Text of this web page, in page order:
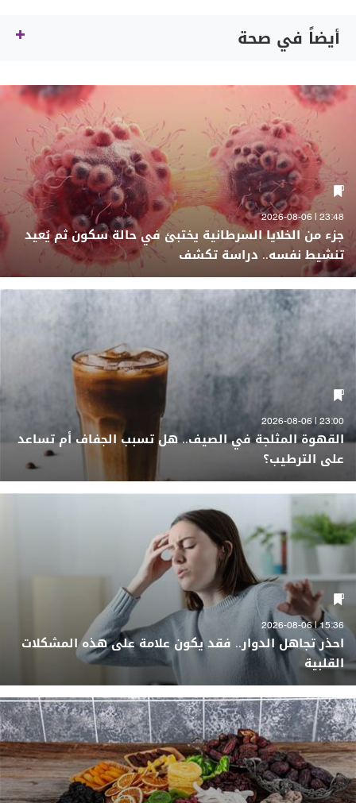
أيضاً في صحة
23:48 | 2026-08-06
جزء من الخلايا السرطانية يختبئ في حالة سكون ثم يُعيد
تنشيط نفسه.. دراسة تكشف
23:00 | 2026-08-06
القهوة المثلجة في الصيف.. هل تسبب الجفاف أم تساعد
على الترطيب؟
15:36 | 2026-08-06
احذر تجاهل الدوار.. فقد يكون علامة على هذه المشكلات
القلبية